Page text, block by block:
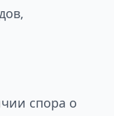
спора о